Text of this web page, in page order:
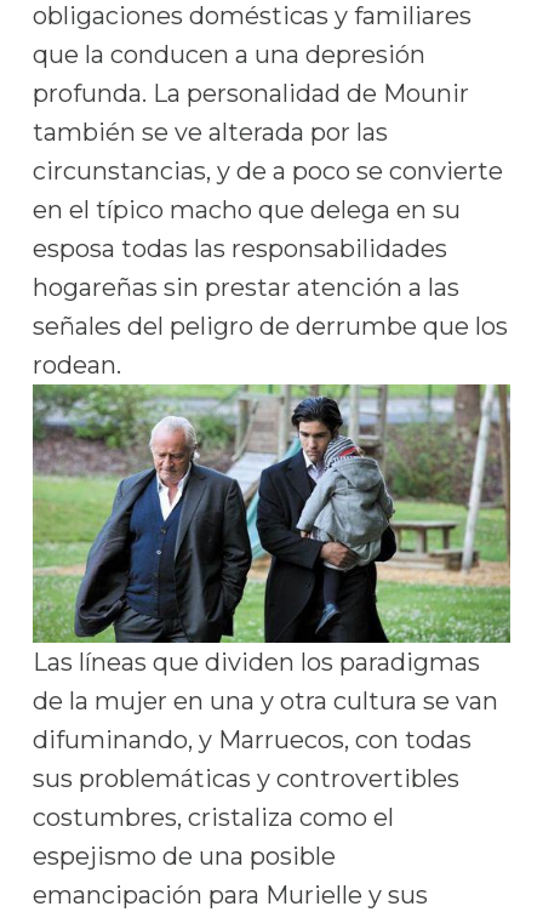
obligaciones domésticas y familiares
que la conducen a una depresión
profunda. La personalidad de Mounir
también se ve alterada por las
circunstancias, y de a poco se convierte
en el típico macho que delega en su
esposa todas las responsabilidades
hogareñas sin prestar atención a las
señales del peligro de derrumbe que los
rodean.
Las líneas que dividen los paradigmas
de la mujer en una y otra cultura se van
difuminando, y Marruecos, con todas
sus problemáticas y controvertibles
costumbres, cristaliza como el
espejismo de una posible
emancipación para Murielle y sus